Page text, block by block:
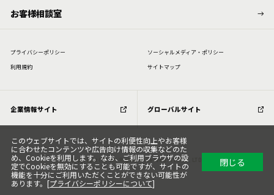
お客様相談室
プライバシーポリシー
ソーシャルメディア・ポリシー
利⽤規約
サイトマップ
企業情報サイト グローバルサイト
Copyright (C) All Rights Reserved. ITOEN, LTD.
このウェブサイトでは、サイトの利便性向上やお客様
に合わせたコンテンツや広告向け情報の収集などのた
め、Cookieを利用します。なお、ご利用ブラウザの設
定でCookieを無効にすることも可能ですが、サイトの
機能を十分にご利用いただくことができない可能性が
あります。[プライバシーポリシーについて]
閉じる